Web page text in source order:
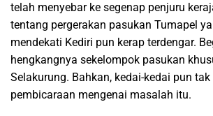
telah menyebar ke segenap penjuru
tentang pergerakan pasukan Tumapel
mendekati Kediri pun kerap terdengar.
hengkangnya sekelompok pasukan
Selakurung. Bahkan, kedai-kedai pun
pembicaraan mengenai masalah itu.